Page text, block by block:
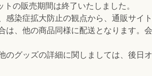
の販売期間は終了いたしました。
感染症拡大防止の観点から、通販サイ
は、他の商品同様に配送となります。
のグッズの詳細に関しましては、後日